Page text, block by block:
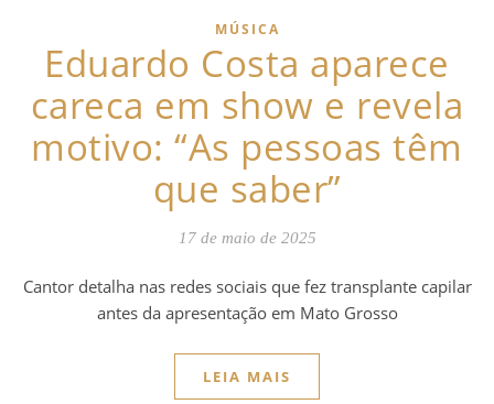
MÚSICA
Eduardo Costa aparece
careca em show e revela
motivo: “As pessoas têm
que saber”
17 de maio de 2025
Cantor detalha nas redes sociais que fez transplante capilar
antes da apresentação em Mato Grosso
LEIA MAIS